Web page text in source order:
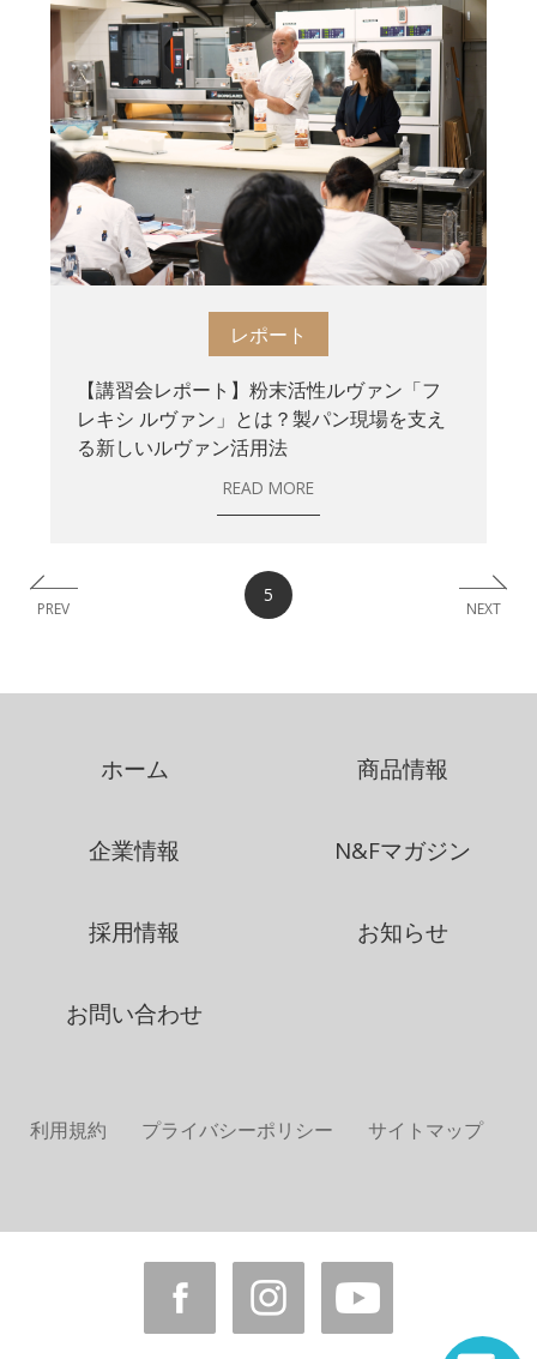
レポート
【講習会レポート】粉末活性ルヴァン「フ
レキシ ルヴァン」とは？製パン現場を支え
る新しいルヴァン活用法
READ MORE
PREV
5
NEXT
ホーム 商品情報
企業情報 N&Fマガジン
採用情報 お知らせ
お問い合わせ
利用規約 プライバシーポリシー サイトマップ